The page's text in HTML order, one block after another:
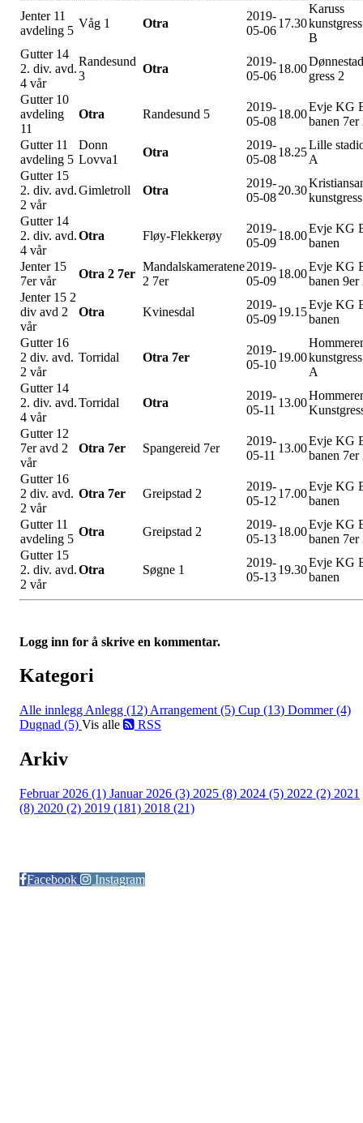
Jenter 11
avdeling 5
Våg 1 Otra
2019-
05-06
17.30
Karuss
B
Gutter 14
2. div. avd.
4 vår
Randesund
3
Otra
2019-
05-06
18.00
gress 2
Gutter 10
avdeling
11
Otra Randesund 5
2019-
05-08
18.00
Evje KG
banen 7er
Gutter 11
avdeling 5
Donn
Lovva1
Otra
2019-
05-08
18.25
Lille
A
Gutter 15
2. div. avd.
2 vår
Gimletroll Otra
2019-
05-08
20.30
kunstgress
Gutter 14
2. div. avd.
4 vår
Otra Fløy-Flekkerøy
2019-
05-09
18.00
Evje KG
banen
Jenter 15
7er vår
Otra 2 7er
Mandalskameratene
2 7er
2019-
05-09
18.00
Evje KG
banen 9er
Jenter 15 2
div avd 2
vår
Otra Kvinesdal
2019-
05-09
19.15
Evje KG
banen
Gutter 16
2 div. avd.
2 vår
Torridal Otra 7er
2019-
05-10
19.00
A
Gutter 14
2. div. avd.
4 vår
Torridal Otra
2019-
05-11
13.00
Gutter 12
7er avd 2
vår
Otra 7er Spangereid 7er
2019-
05-11
13.00
Evje KG
banen 7er
Gutter 16
2 div. avd.
2 vår
Otra 7er Greipstad 2
2019-
05-12
17.00
Evje KG
banen
Gutter 11
avdeling 5
Otra Greipstad 2
2019-
05-13
18.00
Evje KG
banen 7er
Gutter 15
2. div. avd.
2 vår
Otra Søgne 1
2019-
05-13
19.30
Evje KG
banen
Logg inn for å skrive en kommentar.
Kategori
Alle innlegg Anlegg (12) Arrangement (5) Cup (13) Dommer (4)
Dugnad (5) Vis alle RSS
Arkiv
Februar 2026 (1) Januar 2026 (3) 2025 (8) 2024 (5) 2022 (2) 2021
(8) 2020 (2) 2019 (181) 2018 (21)
Facebook
Instagram